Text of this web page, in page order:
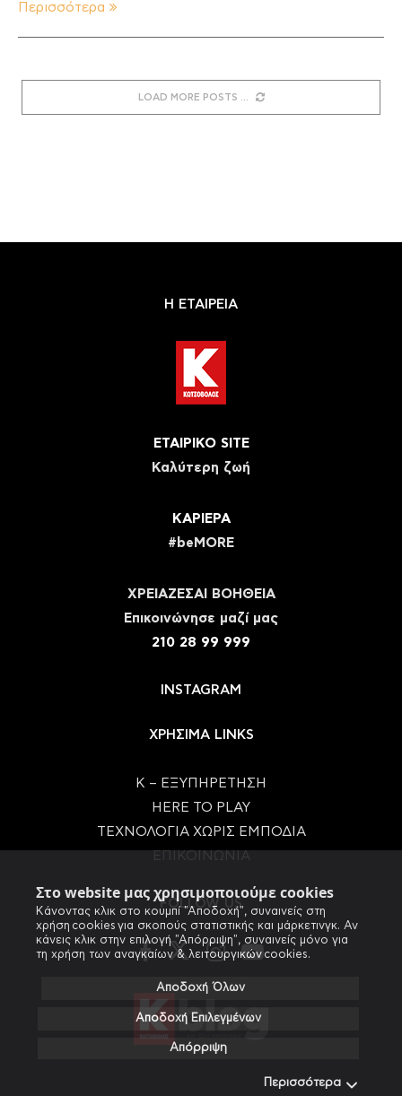
Στο website μας χρησιμοποιούμε cookies
Κάνοντας κλικ στο κουμπί "Αποδοχή", συναινείς στη
χρήση cookies για σκοπούς στατιστικής και μάρκετινγκ. Αν
κάνεις κλικ στην επιλογή "Απόρριψη", συναινείς μόνο για
τη χρήση των αναγκαίων & λειτουργικών cookies.
Αποδοχή Όλων
Αποδοχή Επιλεγμένων
Απόρριψη
Περισσότερα
Περισσότερα
LOAD MORE POSTS
Η ΕΤΑΙΡΕΙΑ
ΕΤΑΙΡΙΚΟ SITE
Καλύτερη ζωή
ΚΑΡΙΕΡΑ
#beMORE
ΧΡΕΙΑΖΕΣΑΙ ΒΟΗΘΕΙΑ
Eπικοινώνησε μαζί μας
210 28 99 999
INSTAGRAM
ΧΡΗΣΙΜΑ LINKS
Κ – ΕΞΥΠΗΡΕΤΗΣΗ
HERE TO PLAY
ΤΕΧΝΟΛΟΓΙΑ ΧΩΡΙΣ ΕΜΠΟΔΙΑ
FOLLOW US